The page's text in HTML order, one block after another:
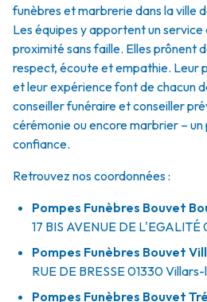
funèbres et marbrerie dans la ville
Les équipes y apportent un
proximité sans faille. Elles prônent
respect, écoute et empathie. Leur
et leur expérience font de chacun
conseiller funéraire et conseiller
cérémonie ou encore marbrier –
confiance.
Retrouvez nos coordonnées :
Pompes Funèbres Bouvet
17 BIS AVENUE DE L'EGALITÉ
Pompes Funèbres Bouvet
RUE DE BRESSE01330
Pompes Funèbres Bouvet